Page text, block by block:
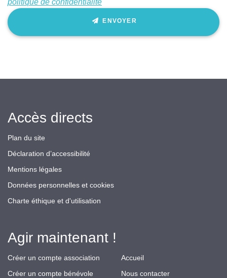
politique de confidentialité
ENVOYER
Accès directs
Plan du site
Déclaration d’accessibilité
Mentions légales
Données personnelles et cookies
Charte éthique et d'utilisation
Agir maintenant !
Créer un compte association
Créer un compte bénévole
Accueil
Nous contacter